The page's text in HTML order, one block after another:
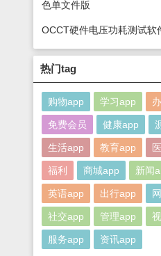
热门tag
购物app 学习app
免费会员 健康app
生活app 教育app
福利 商城app 新闻
英语app 出行app
社交app 管理app
服务app 资讯app